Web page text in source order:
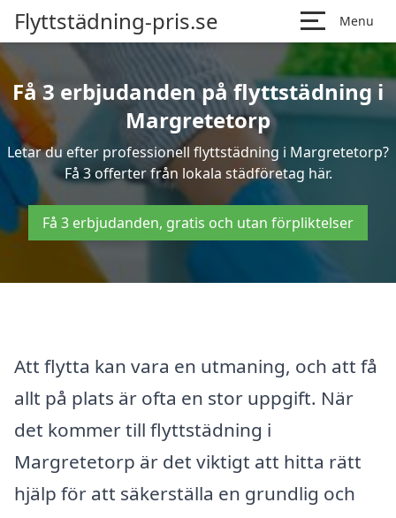
Flyttstädning-pris.se Menu
Få 3 erbjudanden på flyttstädning i
Margretetorp
Letar du efter professionell flyttstädning i Margretetorp?
Få 3 offerter från lokala städföretag här.
Få 3 erbjudanden, gratis och utan förpliktelser
Att flytta kan vara en utmaning, och att få
allt på plats är ofta en stor uppgift. När
det kommer till flyttstädning i
Margretetorp är det viktigt att hitta rätt
hjälp för att säkerställa en grundlig och